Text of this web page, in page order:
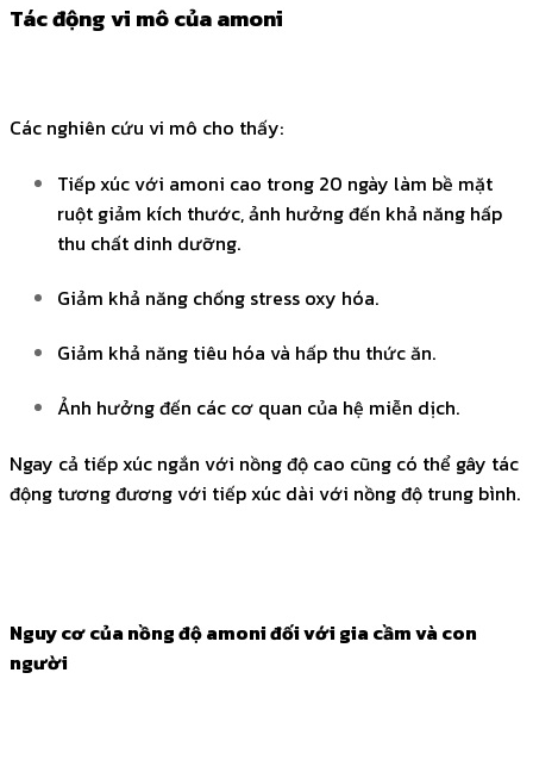
Tác động vi mô của amoni
Các nghiên cứu vi mô cho thấy:
Tiếp xúc với amoni cao trong 20 ngày làm bề mặt
ruột giảm kích thước, ảnh hưởng đến khả năng hấp
thu chất dinh dưỡng.
Giảm khả năng chống stress oxy hóa.
Giảm khả năng tiêu hóa và hấp thu thức ăn.
Ảnh hưởng đến các cơ quan của hệ miễn dịch.
Ngay cả tiếp xúc ngắn với nồng độ cao cũng có thể gây tác
động tương đương với tiếp xúc dài với nồng độ trung bình.
Nguy cơ của nồng độ amoni đối với gia cầm và con
người